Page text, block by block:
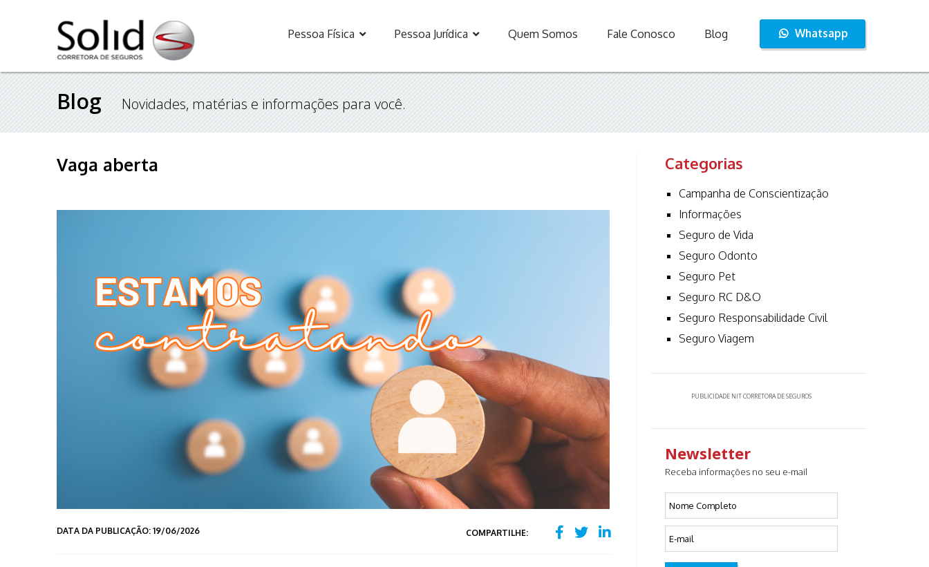
Pessoa Física Pessoa Jurídica Quem Somos Fale Conosco Blog Whatsapp
Blog Novidades, matérias e informações para você.
Vaga aberta
DATA DA PUBLICAÇÃO: 19/06/2026 COMPARTILHE:
Categorias
Campanha de Conscientização
Informações
Seguro de Vida
Seguro Odonto
Seguro Pet
Seguro RC D&O
Seguro Responsabilidade Civil
Seguro Viagem
PUBLICIDADE NIT CORRETORA DE SEGUROS
Newsletter
Receba informações no seu e-mail